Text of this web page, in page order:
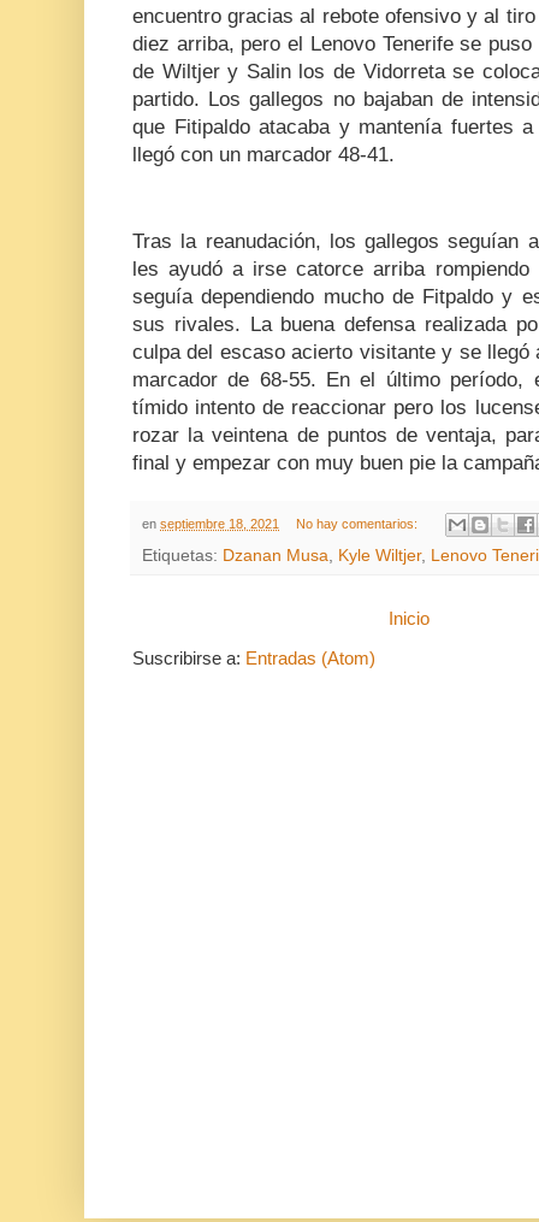
encuentro gracias al rebote ofensivo y al
diez arriba, pero el Lenovo Tenerife se
de Wiltjer y Salin los de Vidorreta se
partido. Los gallegos no bajaban de
que Fitipaldo atacaba y mantenía fuertes
llegó con un marcador 48-41.
Tras la reanudación, los gallegos seguían
les ayudó a irse catorce arriba rompiendo
seguía dependiendo mucho de Fitpaldo y
sus rivales. La buena defensa realizada
culpa del escaso acierto visitante y se
marcador de 68-55. En el último período,
tímido intento de reaccionar pero los
rozar la veintena de puntos de ventaja,
final y empezar con muy buen pie la
en septiembre 18, 2021 No hay comentarios:
Etiquetas: Dzanan Musa, Kyle Wiltjer, Lenovo
Inicio
Suscribirse a: Entradas (Atom)